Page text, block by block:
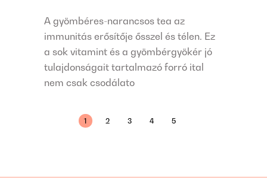
A gyömbéres-narancsos tea az
immunitás erősítője ősszel és télen. Ez
a sok vitamint és a gyömbérgyökér jó
tulajdonságait tartalmazó forró ital
nem csak csodálato
1 2 3 4 5